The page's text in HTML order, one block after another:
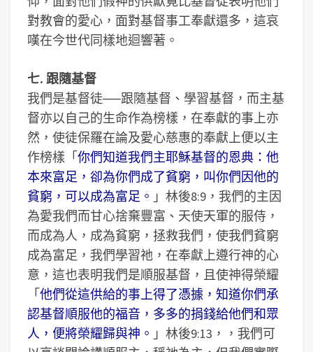
對教會的愛心，面對基督事工奉獻還多，這哀
嘆在今世代同樣地迴響著。
七. 跟隨基督
我們是基督徒──跟隨基督、學習基督，而主基
督亦以自己的生命作為榜樣，在奉獻的事上亦
然，使徒保羅在論及愛心慈惠的奉獻上便以主
作榜樣「你們知道我們主耶穌基督的恩典：他
本來富足，卻為你們成了貧窮，叫你們因他的
貧窮，可以成為富足。 」林後8:9，我們的主因
為愛我們而甘心捨棄豐富、天使天軍的服侍，
而成為人，成為貧窮，拯救我們，使我們貧窮
成為富足，我們學習祂，在奉獻上遵行神的心
意，這也表明我們是順服基督，且使神得榮耀
「他們從這供給的事上得了憑據，知道你們承
認基督順服他的福音，多多的捐錢給他們和眾
人，便將榮耀歸與神。 」林後9:13，，我們可